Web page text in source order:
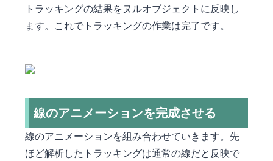
トラッキングの結果をヌルオブジェクトに反映し
ます。これでトラッキングの作業は完了です。
線のアニメーションを完成させる
線のアニメーションを組み合わせていきます。先
ほど解析したトラッキングは通常の線だと反映で